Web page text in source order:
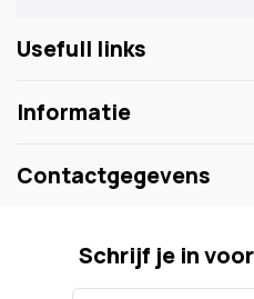
Usefull links
Informatie
Contactgegevens
Schrijf je in